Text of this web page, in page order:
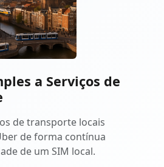
a Serviços de
de transporte locais
de forma contínua
de um SIM local.